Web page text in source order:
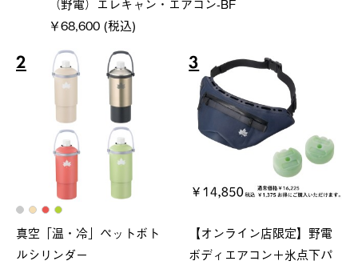
￥68,600 (税込)
2
真空「温・冷」ペットボト
ルシリンダー
3
【オンライン店限定】野電
ボディエアコン＋氷点下パ